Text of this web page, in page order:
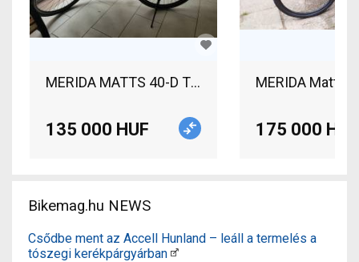
MERIDA MATTS 40-D Trekking/cross V-brake
135 000 HUF
MERIDA Matts
175 000 HUF
Bikemag.hu NEWS
Csődbe ment az Accell Hunland – leáll a termelés a
tószegi kerékpárgyárban